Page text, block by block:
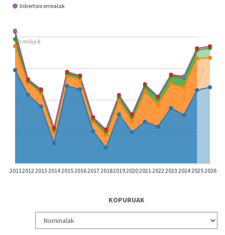
Inbertsio errealak
2011 2012 2013 20142015201620172018201920202021 20222023202420252026
20 milioi €
KOPURUAK